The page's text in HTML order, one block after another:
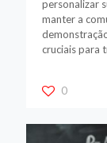
personalizar
manter a
cruciais para
0